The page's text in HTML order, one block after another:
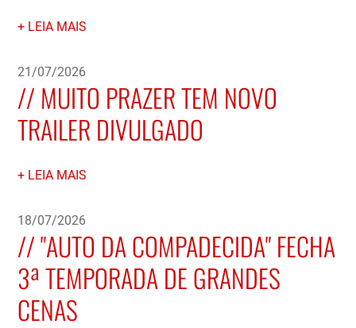
LEIA MAIS
21/07/2026
MUITO PRAZER TEM NOVO
TRAILER DIVULGADO
LEIA MAIS
18/07/2026
"AUTO DA COMPADECIDA" FECHA
3ª TEMPORADA DE GRANDES
CENAS